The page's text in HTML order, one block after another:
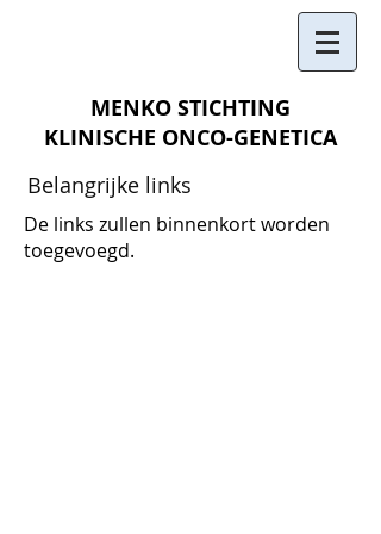
MENKO STICHTING
KLINISCHE ONCO-GENETICA
Belangrijke links
De links zullen binnenkort worden
toegevoegd.